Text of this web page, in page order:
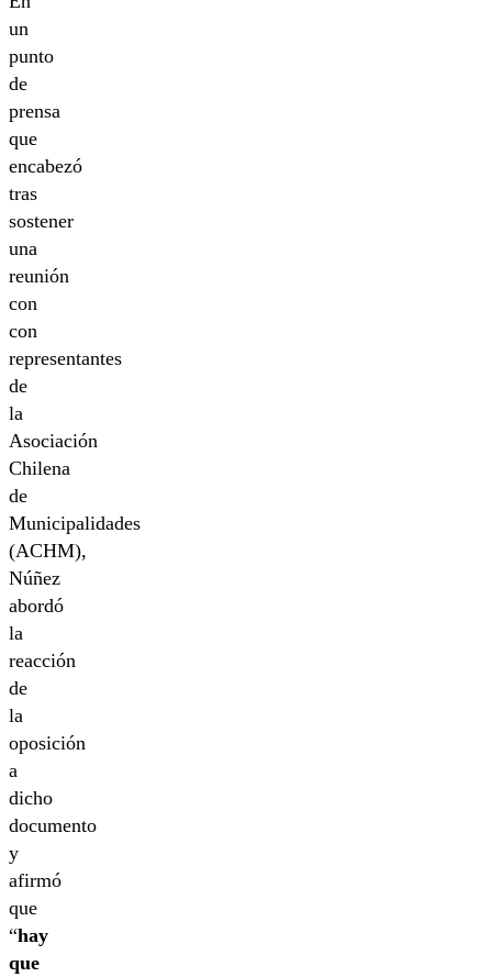
un
punto
de
prensa
que
encabezó
tras
sostener
una
reunión
con
con
representantes
de
la
Asociación
Chilena
de
Municipalidades
(ACHM),
Núñez
abordó
la
reacción
de
la
oposición
a
dicho
documento
y
afirmó
que
“hay
que